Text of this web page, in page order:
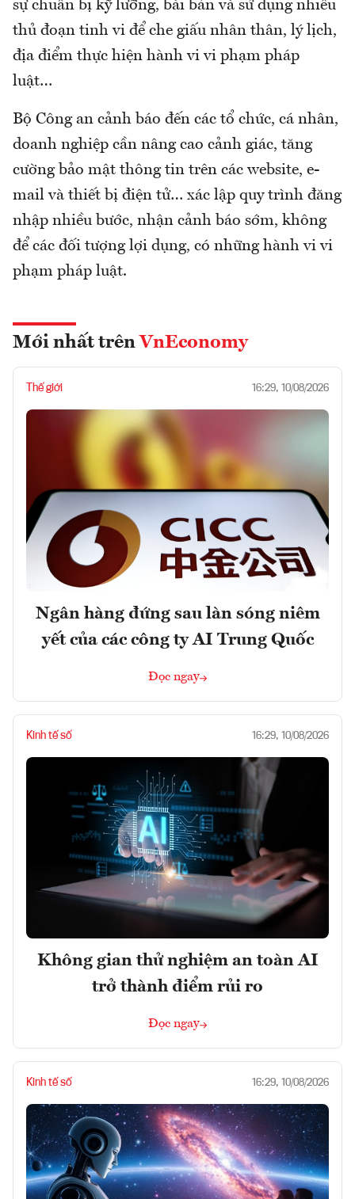
sự chuẩn bị kỹ lưỡng, bài bản và sử dụng nhiều
thủ đoạn tinh vi để che giấu nhân thân, lý lịch,
địa điểm thực hiện hành vi vi phạm pháp
luật…
Bộ Công an cảnh báo đến các tổ chức, cá nhân,
doanh nghiệp cần nâng cao cảnh giác, tăng
cường bảo mật thông tin trên các website, e-
mail và thiết bị điện tử… xác lập quy trình đăng
nhập nhiều bước, nhận cảnh báo sớm, không
để các đối tượng lợi dụng, có những hành vi vi
phạm pháp luật.
Mới nhất trên VnEconomy
Thế giới 16:29, 10/08/2026
Ngân hàng đứng sau làn sóng niêm
yết của các công ty AI Trung Quốc
Đọc ngay
Kinh tế số 16:29, 10/08/2026
Không gian thử nghiệm an toàn AI
trở thành điểm rủi ro
Đọc ngay
Kinh tế số 16:29, 10/08/2026